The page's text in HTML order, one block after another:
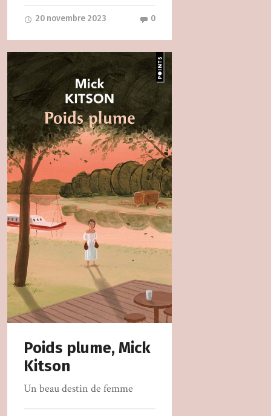
20 novembre 2023 0
Poids plume, Mick
Kitson
Un beau destin de femme